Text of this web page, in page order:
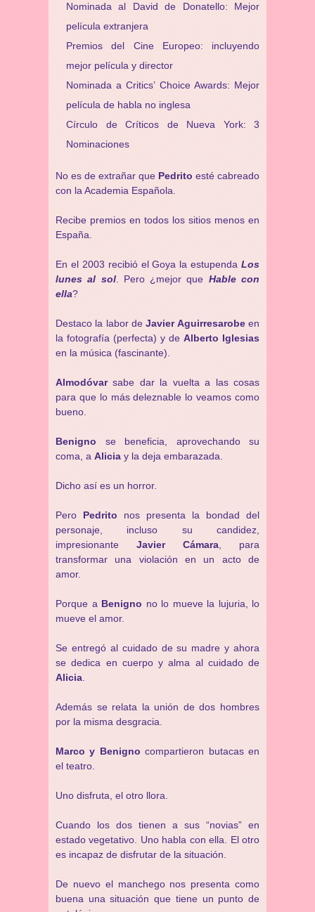
Nominada al David de Donatello: Mejor
película extranjera
Premios del Cine Europeo: incluyendo
mejor película y director
Nominada a Critics’ Choice Awards: Mejor
película de habla no inglesa
Círculo de Críticos de Nueva York: 3
Nominaciones
No es de extrañar que Pedrito esté cabreado
con la Academia Española.
Recibe premios en todos los sitios menos en
España.
En el 2003 recibió el Goya la estupenda Los
lunes al sol. Pero ¿mejor que Hable con
ella?
Destaco la labor deJavier Aguirresarobeen
la fotografía (perfecta) y de Alberto Iglesias
en la música (fascinante).
Almodóvarsabe dar la vuelta a las cosas
para que lo más deleznable lo veamos como
bueno.
Benigno se beneficia, aprovechando su
coma, a Alicia y la deja embarazada.
Dicho así es un horror.
Pero Pedrito nos presenta la bondad del
personaje, incluso su candidez,
impresionante Javier Cámara , para
transformar una violación en un acto de
amor.
Porque a Benigno no lo mueve la lujuria, lo
mueve el amor.
Se entregó al cuidado de su madre y ahora
se dedica en cuerpo y alma al cuidado de
Alicia
Además se relata la unión de dos hombres
por la misma desgracia.
Marco y Benigno compartieron butacas en
el teatro.
Uno disfruta, el otro llora.
Cuando los dos tienen a sus “novias” en
estado vegetativo. Uno habla con ella. El otro
es incapaz de disfrutar de la situación.
De nuevo el manchego nos presenta como
buena una situación que tiene un punto de